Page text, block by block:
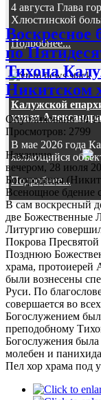
4 августа Глава
Хлюстинской
Подробнее...
Калужской
князя
В мае 2026 года
являющийся
Подробнее...
Воскресное
по
Тихона
Никитском
Опубликовано
Просмотров: 2799
Накануне
вечером, 28 июля
Богородицы
Всенощное бдение
В сам воскресный
две Божественные
Литургию
Покрова
Позднюю
храма, протоиерей
были вознесены
Руси. По
совершается во
Богослужением
преподобному
Богослужения
молебен и
Пел хор храма под